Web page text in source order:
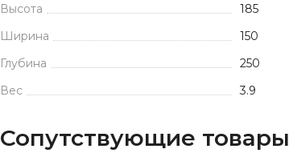
Высота
185
Ширина
150
Глубина
250
Вес
3.9
Сопутствующие товары